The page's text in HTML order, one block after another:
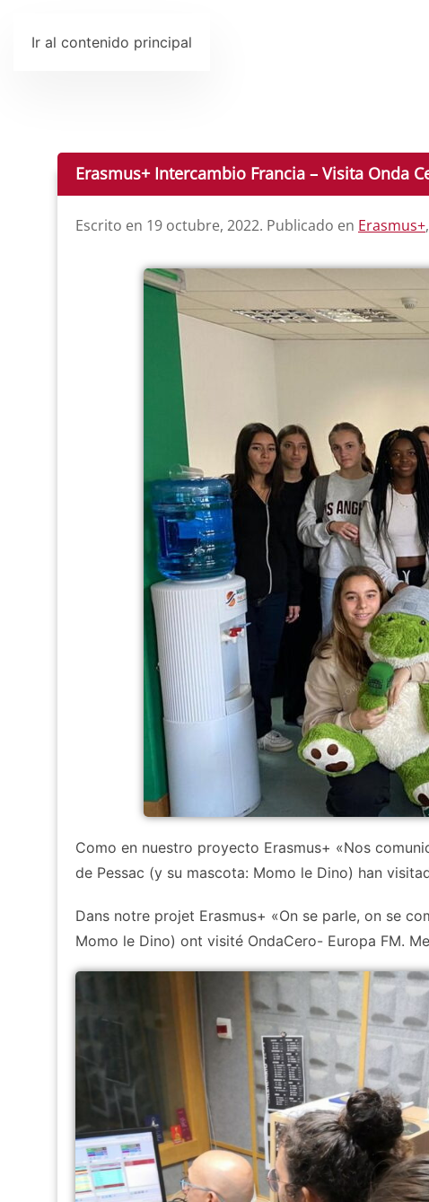
Ir al contenido principal
Erasmus+ Intercambio Francia – Visita Onda
Escrito en 19 octubre, 2022. Publicado en Erasmus+,
Como en nuestro proyecto Erasmus+ «Nos
de Pessac (y su mascota: Momo le Dino) han
Dans notre projet Erasmus+ «On se parle, on se
Momo le Dino) ont visité OndaCero- Europa FM.